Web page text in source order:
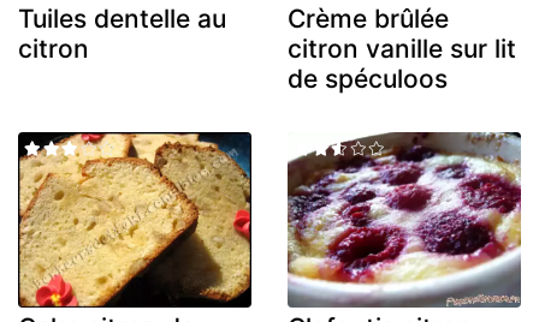
Tuiles dentelle au
citron
Crème brûlée
citron vanille sur lit
de spéculoos